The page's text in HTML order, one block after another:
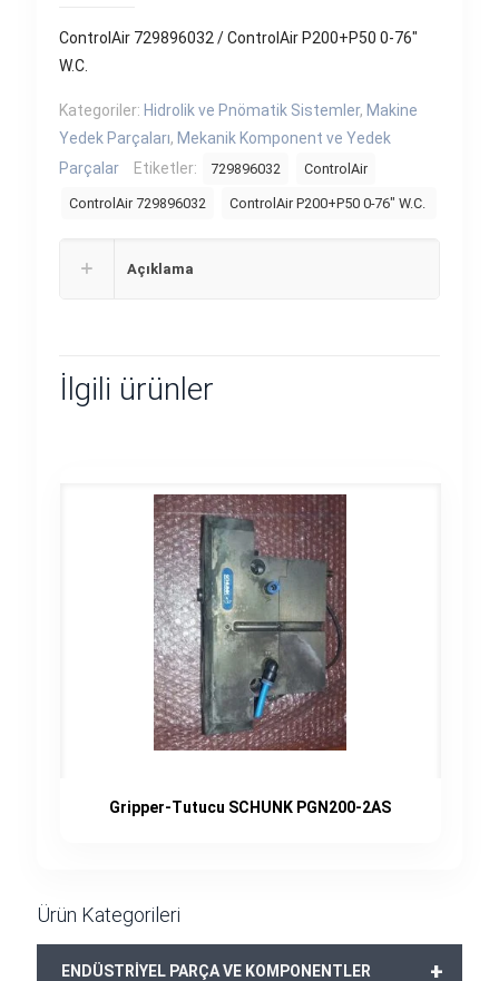
ControlAir 729896032 / ControlAir P200+P50 0-76″
W.C.
Kategoriler: Hidrolik ve Pnömatik Sistemler, Makine
Yedek Parçaları, Mekanik Komponent ve Yedek
Parçalar
Etiketler: 729896032 ControlAir
ControlAir 729896032 ControlAir P200+P50 0-76" W.C.
Açıklama
İlgili ürünler
Gripper-Tutucu SCHUNK PGN200-2AS
Ürün Kategorileri
+
ENDÜSTRİYEL PARÇA VE KOMPONENTLER